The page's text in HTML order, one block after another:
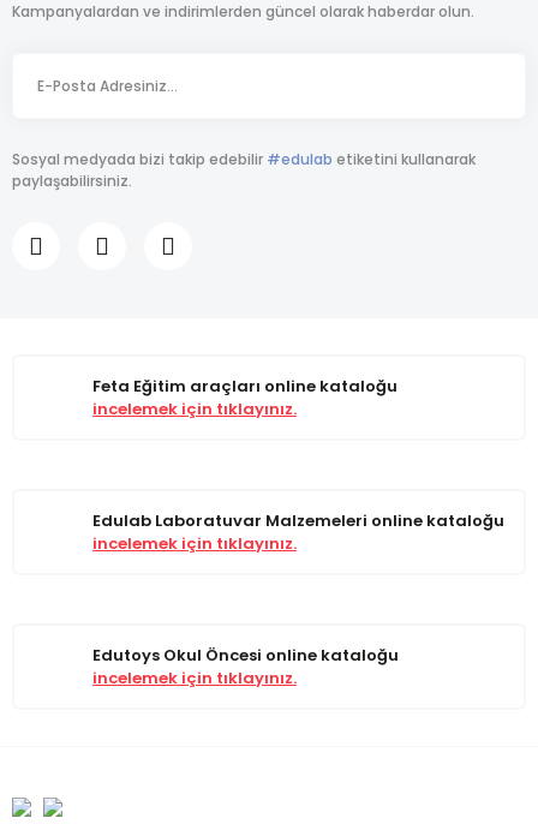
Kampanyalardan ve indirimlerden güncel olarak haberdar olun.
Sosyal medyada bizi takip edebilir #edulab etiketini kullanarak
paylaşabilirsiniz.
Feta Eğitim araçları online kataloğu
incelemek için tıklayınız.
Edulab Laboratuvar Malzemeleri online kataloğu
incelemek için tıklayınız.
Edutoys Okul Öncesi online kataloğu
incelemek için tıklayınız.